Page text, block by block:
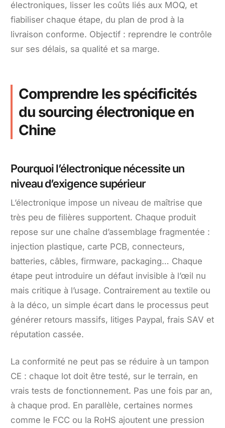
électroniques, lisser les coûts liés aux MOQ, et
fiabiliser chaque étape, du plan de prod à la
livraison conforme. Objectif : reprendre le contrôle
sur ses délais, sa qualité et sa marge.
Comprendre les spécificités
du sourcing électronique en
Chine
Pourquoi l’électronique nécessite un
niveau d’exigence supérieur
L’électronique impose un niveau de maîtrise que
très peu de filières supportent. Chaque produit
repose sur une chaîne d’assemblage fragmentée :
injection plastique, carte PCB, connecteurs,
batteries, câbles, firmware, packaging… Chaque
étape peut introduire un défaut invisible à l’œil nu
mais critique à l’usage. Contrairement au textile ou
à la déco, un simple écart dans le processus peut
générer retours massifs, litiges Paypal, frais SAV et
réputation cassée.
La conformité ne peut pas se réduire à un tampon
CE : chaque lot doit être testé, sur le terrain, en
vrais tests de fonctionnement. Pas une fois par an,
à chaque prod. En parallèle, certaines normes
comme le FCC ou la RoHS ajoutent une pression